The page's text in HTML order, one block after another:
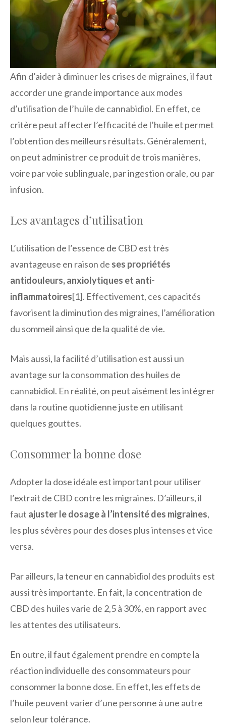
Afin d’aider à diminuer les crises de migraines, il faut
accorder une grande importance aux modes
d’utilisation de l’huile de cannabidiol. En effet, ce
critère peut affecter l’efficacité de l’huile et permet
l’obtention des meilleurs résultats. Généralement,
on peut administrer ce produit de trois manières,
voire par voie sublinguale, par ingestion orale, ou par
infusion.
Les avantages d’utilisation
L’utilisation de l’essence de CBD est très
avantageuse en raison de ses propriétés
antidouleurs, anxiolytiques et anti-
inflammatoires[1]. Effectivement, ces capacités
favorisent la diminution des migraines, l’amélioration
du sommeil ainsi que de la qualité de vie.
Mais aussi, la facilité d’utilisation est aussi un
avantage sur la consommation des huiles de
cannabidiol. En réalité, on peut aisément les intégrer
dans la routine quotidienne juste en utilisant
quelques gouttes.
Consommer la bonne dose
Adopter la dose idéale est important pour utiliser
l’extrait de CBD contre les migraines. D’ailleurs, il
faut ajuster le dosage à l’intensité des migraines,
les plus sévères pour des doses plus intenses et vice
versa.
Par ailleurs, la teneur en cannabidiol des produits est
aussi très importante. En fait, la concentration de
CBD des huiles varie de 2,5 à 30%, en rapport avec
les attentes des utilisateurs.
En outre, il faut également prendre en compte la
réaction individuelle des consommateurs pour
consommer la bonne dose. En effet, les effets de
l’huile peuvent varier d’une personne à une autre
selon leur tolérance.